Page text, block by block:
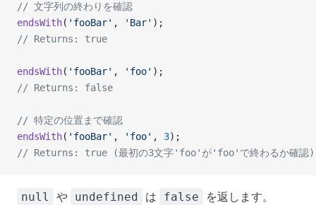
// 文字列の終わりを確認
endsWith( 'fooBar' , 'Bar' );
// Returns: true
endsWith( 'fooBar' , 'foo' );
// Returns: false
// 特定の位置まで確認
endsWith( 'fooBar' , 'foo' , 3);
// Returns: true (最初の3文字'foo'が'foo'で終わるか確認)
null や undefined は false を返します。